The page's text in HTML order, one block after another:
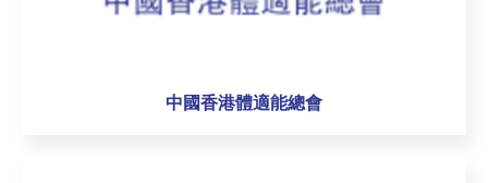
中國香港體適能總會